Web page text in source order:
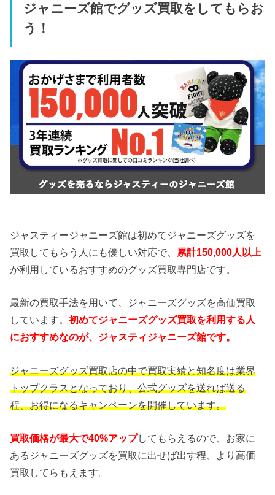
ジャニーズ館でグッズ買取をしてもらお
う！
ジャスティージャニーズ館は初めてジャニーズグッズを
買取してもらう人にも優しい対応で、 累計150,000人以上
が利用しているおすすめのグッズ買取専門店です。
最新の買取手法を用いて、ジャニーズグッズを高価買取
しています。初めてジャニーズグッズ買取を利用する人
におすすめなのが、ジャスティジャニーズ館です。
ジャニーズグッズ買取店の中で買取実績と知名度は業界
トップクラスとなっており、公式グッズを送れば送る
程、お得になるキャンペーンを開催しています。
買取価格が最大で40%アップしてもらえるので、お家に
あるジャニーズグッズを買取に出せば出す程、より高価
買取してらもえます。